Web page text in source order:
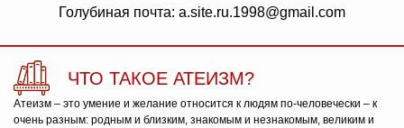
Голубиная почта: a.site.ru.1998@gmail.com
ЧТО ТАКОЕ АТЕИЗМ?
Атеизм – это умение и желание относится к людям по-человечески – к
очень разным: родным и близким, знакомым и незнакомым, великим и